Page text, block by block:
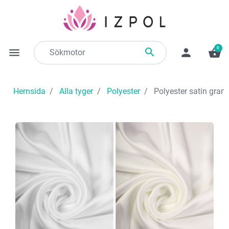
menu  person shopping_basket
0
Hemsida Alla tyger Polyester Polyester satin